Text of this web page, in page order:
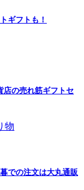
ギフトも！
店の売れ筋ギフトセ
物
での注文は大丸通販